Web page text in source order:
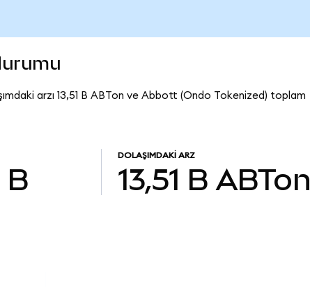
arzı 13,51 B ABTon ve Abbott (Ondo Tokenized) toplam
B
DOLAŞIMDAKI ARZ
13,51 B ABTon